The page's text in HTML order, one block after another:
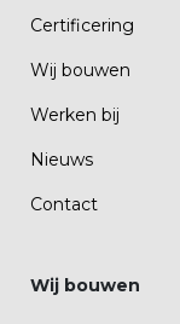
Certificering
Wij bouwen
Werken bij
Nieuws
Contact
Wij bouwen